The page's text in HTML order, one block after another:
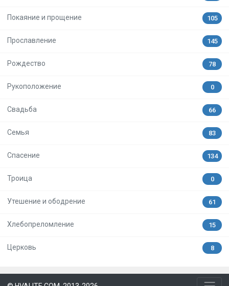
Покаяние и прощение 105
Прославление 145
Рождество 78
Рукоположение 0
Свадьба 66
Семья 83
Спасение 134
Троица 0
Утешение и ободрение 61
Хлебопреломление 15
Церковь 8